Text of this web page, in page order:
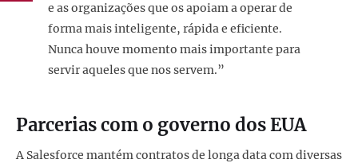
e as organizações que os apoiam a operar de
forma mais inteligente, rápida e eficiente.
Nunca houve momento mais importante para
servir aqueles que nos servem.”
Parcerias com o governo dos EUA
A Salesforce mantém contratos de longa data com diversas